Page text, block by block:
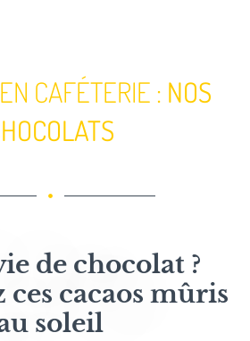
CAFÉTERIE : NOS
de chocolat ?
cacaos mûris
soleil